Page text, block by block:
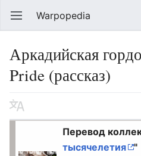
Warpopedia
Аркадийская
Pride (рассказ)
Перевод
тысячелетия
"